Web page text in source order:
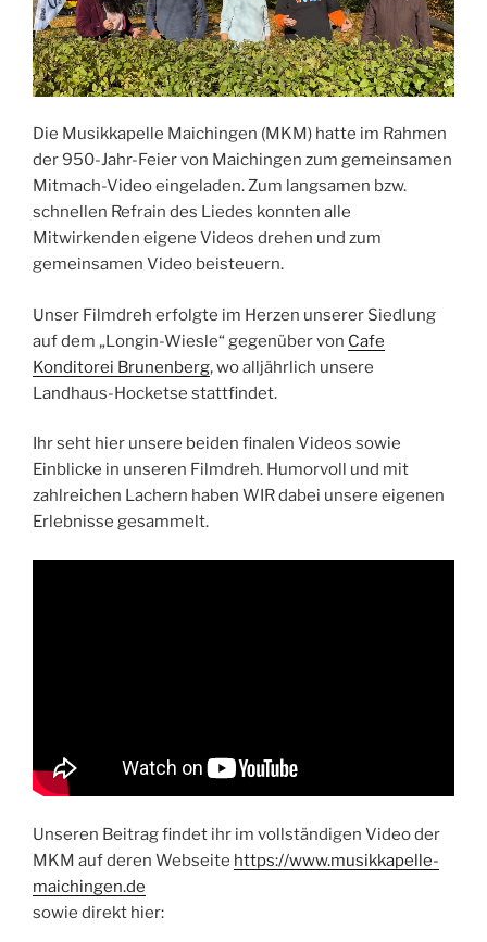
Die Musikkapelle Maichingen (MKM) hatte im Rahmen
der 950-Jahr-Feier von Maichingen zum gemeinsamen
Mitmach-Video eingeladen. Zum langsamen bzw.
schnellen Refrain des Liedes konnten alle
Mitwirkenden eigene Videos drehen und zum
gemeinsamen Video beisteuern.
Unser Filmdreh erfolgte im Herzen unserer Siedlung
auf dem „Longin-Wiesle“ gegenüber von Cafe
Konditorei Brunenberg, wo alljährlich unsere
Landhaus-Hocketse stattfindet.
Ihr seht hier unsere beiden finalen Videos sowie
Einblicke in unseren Filmdreh. Humorvoll und mit
zahlreichen Lachern haben WIR dabei unsere eigenen
Erlebnisse gesammelt.
Unseren Beitrag findet ihr im vollständigen Video der
MKM auf deren Webseite https://www.musikkapelle-
maichingen.de
sowie direkt hier: